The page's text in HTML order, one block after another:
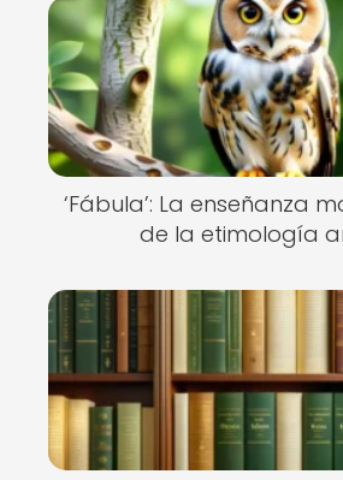
‘Fábula’: La enseñanza
de la etimología